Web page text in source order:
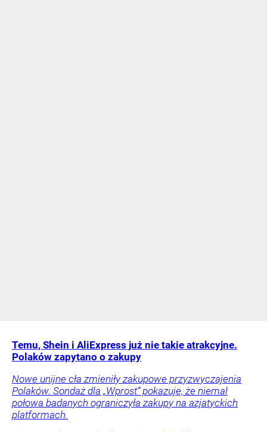
Temu, Shein i AliExpress już nie takie atrakcyjne.
Polaków zapytano o zakupy
Nowe unijne cła zmieniły zakupowe przyzwyczajenia
Polaków. Sondaż dla „Wprost” pokazuje, że niemal
połowa badanych ograniczyła zakupy na azjatyckich
platformach.